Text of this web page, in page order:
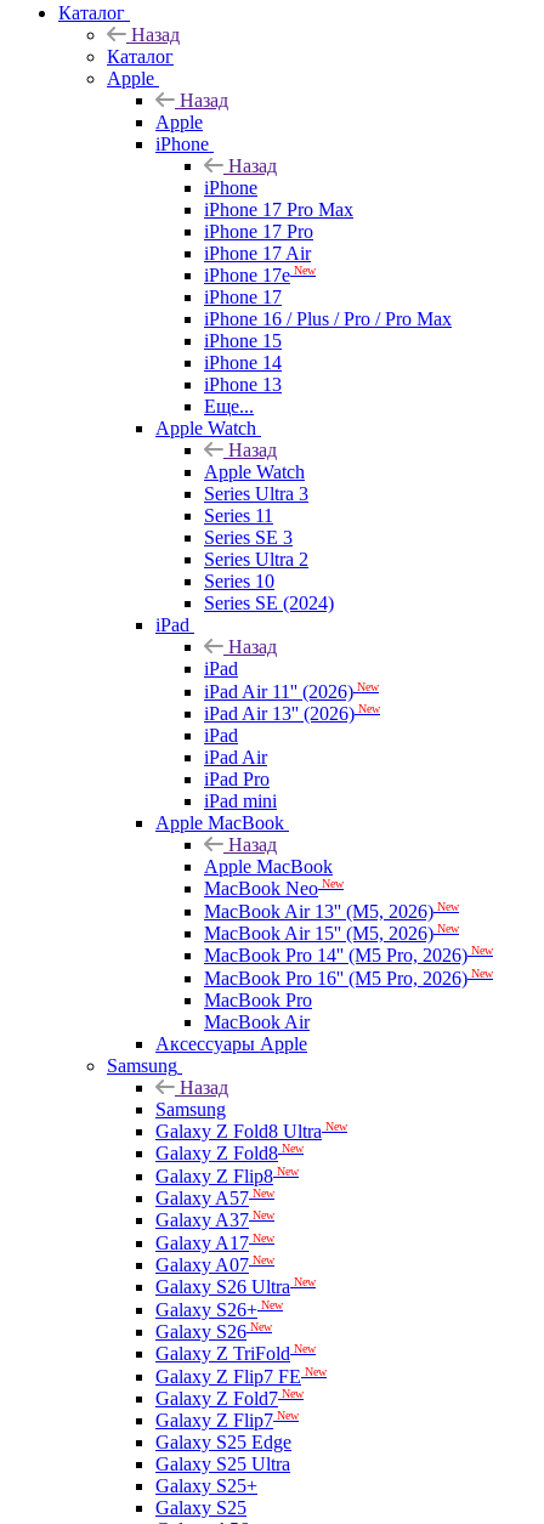
Каталог
Назад
Каталог
Apple
Назад
Apple
iPhone
Назад
iPhone
iPhone 17 Pro Max
iPhone 17 Pro
iPhone 17 Air
iPhone 17e New
iPhone 17
iPhone 16 / Plus / Pro / Pro Max
iPhone 15
iPhone 14
iPhone 13
Еще...
Apple Watch
Назад
Apple Watch
Series Ultra 3
Series 11
Series SE 3
Series Ultra 2
Series 10
Series SE (2024)
iPad
Назад
iPad
iPad Air 11'' (2026) New
iPad Air 13'' (2026) New
iPad
iPad Air
iPad Pro
iPad mini
Apple MacBook
Назад
Apple MacBook
MacBook Neo New
MacBook Air 13'' (M5, 2026) New
MacBook Air 15'' (M5, 2026) New
MacBook Pro 14'' (M5 Pro, 2026) New
MacBook Pro 16'' (M5 Pro, 2026) New
MacBook Pro
MacBook Air
Аксессуары Apple
Samsung
Назад
Samsung
Galaxy Z Fold8 Ultra New
Galaxy Z Fold8 New
Galaxy Z Flip8 New
Galaxy A57 New
Galaxy A37 New
Galaxy A17 New
Galaxy A07 New
Galaxy S26 Ultra New
Galaxy S26+ New
Galaxy S26 New
Galaxy Z TriFold New
Galaxy Z Flip7 FE New
Galaxy Z Fold7 New
Galaxy Z Flip7 New
Galaxy S25 Edge
Galaxy S25 Ultra
Galaxy S25+
Galaxy S25